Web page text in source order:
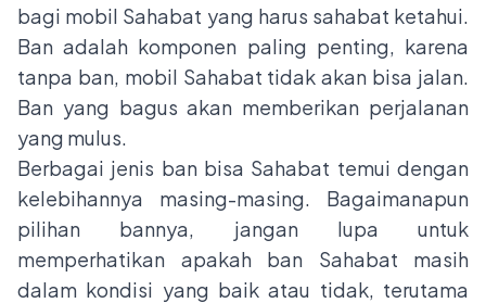
bagi mobil Sahabat yang harus sahabat ketahui.
Ban adalah komponen paling penting, karena
tanpa ban, mobil Sahabat tidak akan bisa jalan.
Ban yang bagus akan memberikan perjalanan
yang mulus.
Berbagai jenis ban bisa Sahabat temui dengan
kelebihannya masing-masing. Bagaimanapun
pilihan bannya, jangan lupa untuk
memperhatikan apakah ban Sahabat masih
dalam kondisi yang baik atau tidak, terutama